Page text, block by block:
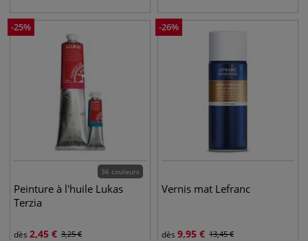
-25%
36 couleurs
Peinture à l'huile Lukas
Terzia
dès 2,45 € 3,25€
-26%
Vernis mat Lefranc
dès 9,95 € 13,45€